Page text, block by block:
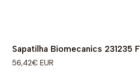
Sapatilha Biomecanics 231235 F
56,42€ EUR